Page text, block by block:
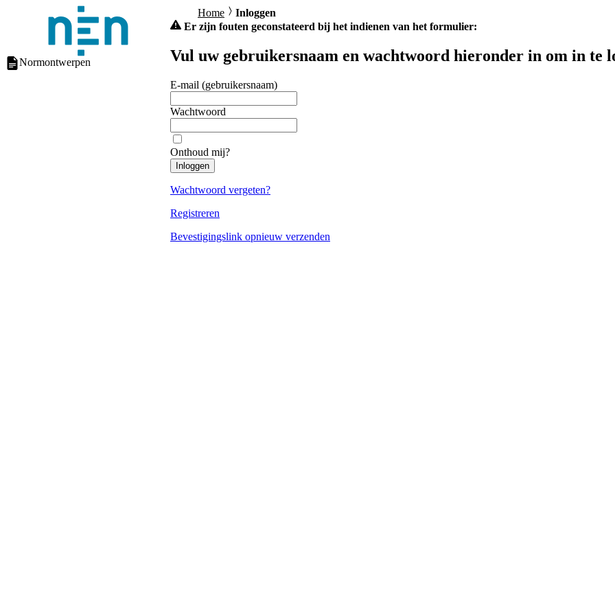
Normontwerpen
Home
Inloggen
Er zijn fouten geconstateerd bij het indienen van het formulier:
Vul uw gebruikersnaam en wachtwoord hieronder in om in te
E-mail (gebruikersnaam)
Wachtwoord
Onthoud mij?
Inloggen
Wachtwoord vergeten?
Registreren
Bevestigingslink opnieuw verzenden